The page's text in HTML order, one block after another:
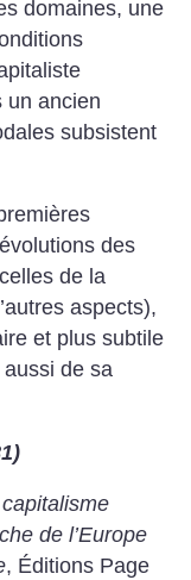
domaines, une
un ancien
subsistent
des
de la
aspects),
et plus subtile
de sa
de l’Europe
, Éditions Page